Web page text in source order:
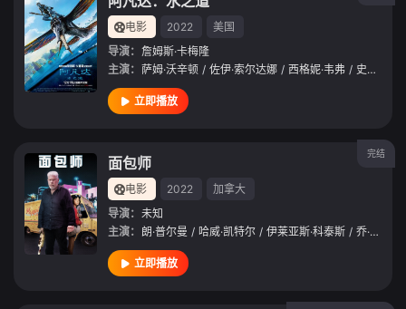
电影 2022
美国
导演： 詹姆斯·卡梅隆
主演： 萨姆·沃辛顿 / 佐伊·索尔达娜 / 西格妮·韦弗 / 史蒂芬·朗
立即播放
完结
面包师
电影 2022
加拿大
导演： 未知
主演： 朗·普尔曼 / 哈威·凯特尔 / 伊莱亚斯·科泰斯 / 乔·大卫·摩尔
立即播放